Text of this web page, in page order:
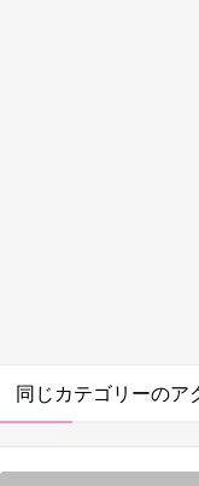
同じカテゴリーのア